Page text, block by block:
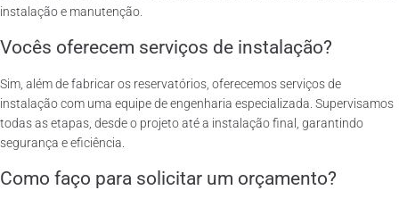
instalação e manutenção.
Vocês oferecem serviços de instalação?
Sim, além de fabricar os reservatórios, oferecemos serviços de
instalação com uma equipe de engenharia especializada. Supervisamos
todas as etapas, desde o projeto até a instalação final, garantindo
segurança e eficiência.
Como faço para solicitar um orçamento?